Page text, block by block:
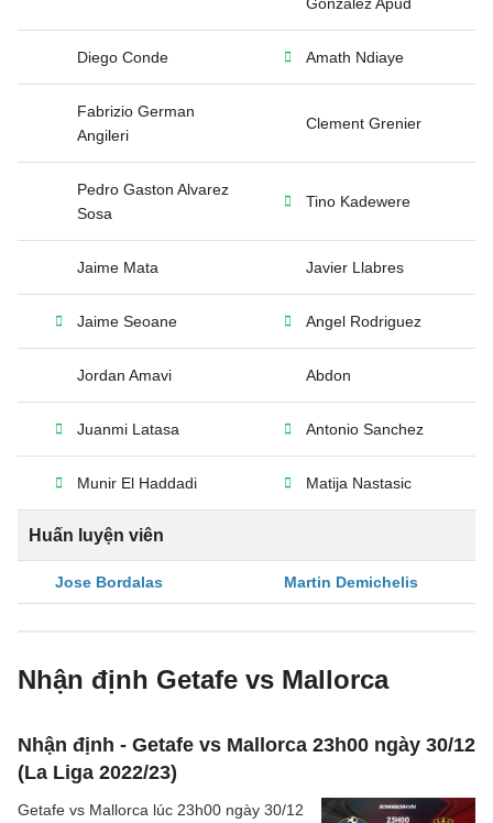
Diego Conde Amath Ndiaye
Fabrizio German
Angileri
Clement Grenier
Pedro Gaston Alvarez
Sosa
Tino Kadewere
Jaime Mata Javier Llabres
Jaime Seoane Angel Rodriguez
Jordan Amavi Abdon
Juanmi Latasa Antonio Sanchez
Munir El Haddadi Matija Nastasic
Huấn luyện viên
Jose Bordalas Martin Demichelis
Nhận định Getafe vs Mallorca
Nhận định - Getafe vs Mallorca 23h00 ngày 30/12
(La Liga 2022/23)
Getafe vs Mallorca lúc 23h00 ngày 30/12